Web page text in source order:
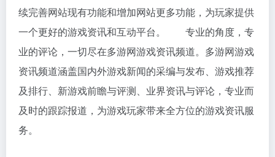
续完善网站现有功能和增加网站更多功能，为玩家提供
一个更好的游戏资讯和互动平台。 专业的角度，专
业的评论，一切尽在多游网游戏资讯频道。多游网游戏
资讯频道涵盖国内外游戏新闻的采编与发布、游戏推荐
及排行、新游戏前瞻与评测、业界资讯与评论，专业而
及时的跟踪报道，为游戏玩家带来全方位的游戏资讯服
务。